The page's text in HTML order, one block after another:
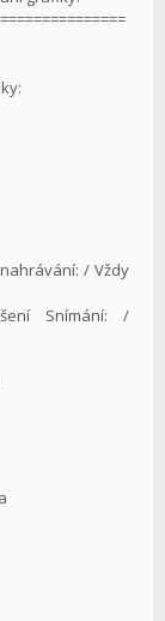
/ Vždy
Snímání: /